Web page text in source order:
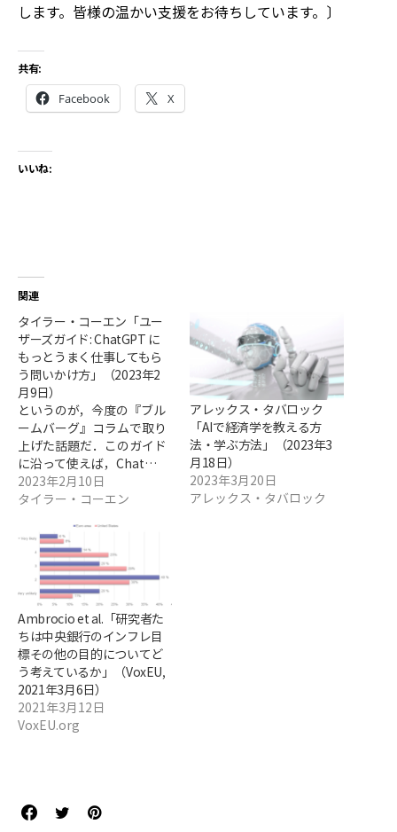
します。皆様の温かい支援をお待ちしています。〕
共有:
Facebook X
いいね:
関連
タイラー・コーエン「ユー
ザーズガイド: ChatGPT に
もっとうまく仕事してもら
う問いかけ方」（2023年2
月9日）
――というのが，今度の『ブル
ームバーグ』コラムで取り
上げた話題だ．このガイド
に沿って使えば，Chat…
2023年2月10日
タイラー・コーエン
アレックス・タバロック
「AIで経済学を教える方
法・学ぶ方法」（2023年3
月18日）
2023年3月20日
アレックス・タバロック
Ambrocio et al.「研究者た
ちは中央銀行のインフレ目
標その他の目的についてど
う考えているか」（VoxEU,
2021年3月6日）
2021年3月12日
VoxEU.org